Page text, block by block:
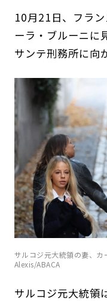
10月21日、フラ
ーラ・ブルーニに
サンテ刑務所に向
サルコジ元大統領の妻、
Alexis/ABACA
サルコジ元大統領